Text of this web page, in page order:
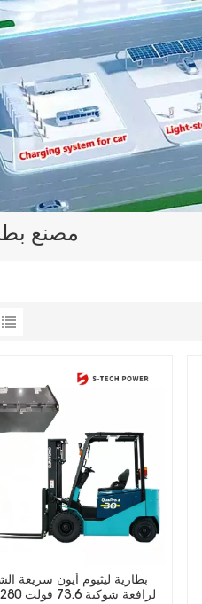
مصنع
بطارية ليثيوم أيون سريعة
لرافعة شوكية 73.6 فولت 280 أمبير